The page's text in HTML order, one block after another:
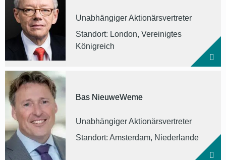
Unabhängiger Aktionärsvertreter
Standort: London, Vereinigtes
Königreich
Bas NieuweWeme
Unabhängiger Aktionärsvertreter
Standort: Amsterdam, Niederlande